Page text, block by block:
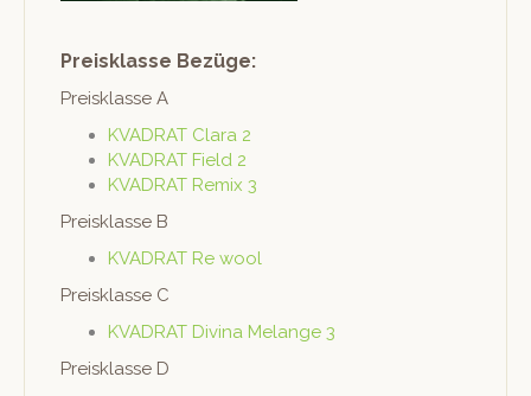
Preisklasse Bezüge:
Preisklasse A
KVADRAT Clara 2
KVADRAT Field 2
KVADRAT Remix 3
Preisklasse B
KVADRAT Re wool
Preisklasse C
KVADRAT Div­ina Melange 3
Preisklasse D